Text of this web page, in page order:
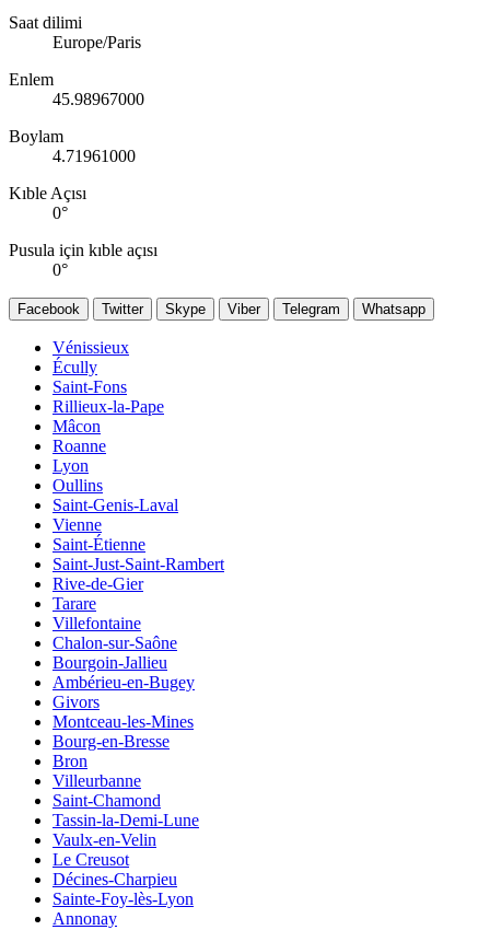
Saat dilimi
Europe/Paris
Enlem
45.98967000
Boylam
4.71961000
Kıble Açısı
0°
Pusula için kıble açısı
0°
Facebook Twitter Skype Viber Telegram Whatsapp
Vénissieux
Écully
Saint-Fons
Rillieux-la-Pape
Mâcon
Roanne
Lyon
Oullins
Saint-Genis-Laval
Vienne
Saint-Étienne
Saint-Just-Saint-Rambert
Rive-de-Gier
Tarare
Villefontaine
Chalon-sur-Saône
Bourgoin-Jallieu
Ambérieu-en-Bugey
Givors
Montceau-les-Mines
Bourg-en-Bresse
Bron
Villeurbanne
Saint-Chamond
Tassin-la-Demi-Lune
Vaulx-en-Velin
Le Creusot
Décines-Charpieu
Sainte-Foy-lès-Lyon
Annonay